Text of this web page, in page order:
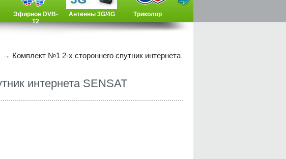
Эфирное DVB-
T2
Антенны 3G/4G Триколор
Комплект №1 2-х стороннего спутник интернета
интернета SENSAT